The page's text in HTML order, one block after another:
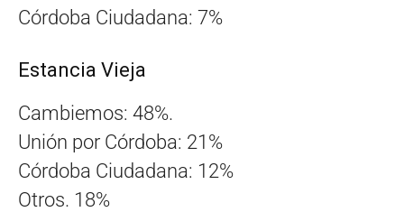
Córdoba Ciudadana: 7%
Estancia Vieja
Cambiemos: 48%.
Unión por Córdoba: 21%
Córdoba Ciudadana: 12%
Otros. 18%